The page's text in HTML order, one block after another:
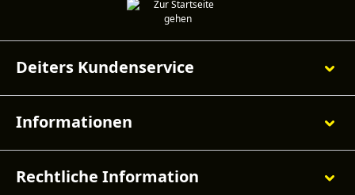
Deiters Kundenservice
Informationen
Rechtliche Information